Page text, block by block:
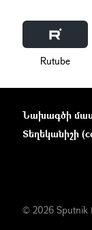
Rutube
Նախագծի
Տեղեկանիշի
© 2026